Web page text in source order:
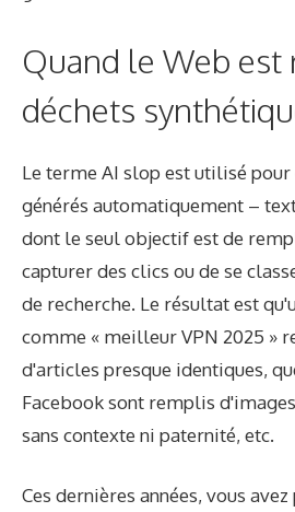
Quand le Web est
déchets
Le terme AI slop est utilisé pour
générés automatiquement –
dont le seul objectif est de
capturer des clics ou de se
de recherche. Le résultat est
comme « meilleur VPN 2025 »
d'articles presque identiques,
Facebook sont remplis
sans contexte ni paternité, etc.
Ces dernières années, vous